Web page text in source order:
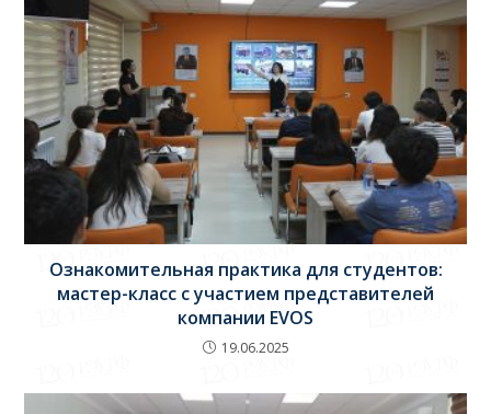
Ознакомительная практика для студентов:
мастер-класс с участием представителей
компании EVOS
19.06.2025